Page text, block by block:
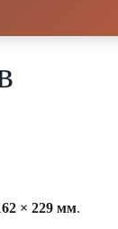
× 229 мм.